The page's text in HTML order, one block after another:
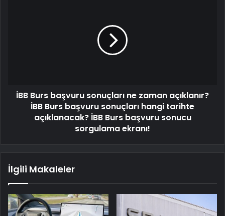
İBB Burs başvuru sonuçları ne zaman açıklanır?
İBB Burs başvuru sonuçları hangi tarihte
açıklanacak? İBB Burs başvuru sonucu
sorgulama ekranı!
İlgili Makaleler